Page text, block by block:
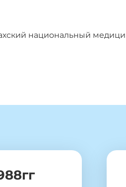
национальный